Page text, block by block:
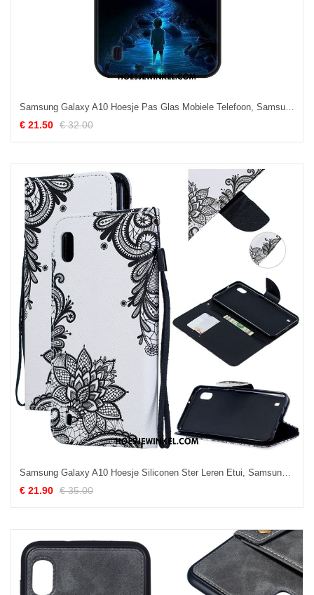
Samsung Galaxy A10 Hoesje Pas Glas Mobiele Telefoon, Samsung Galaxy A10 Hoesje Blauw Sterrenhemel
€ 21.50 € 32.00
Samsung Galaxy A10 Hoesje Siliconen Ster Leren Etui, Samsung Galaxy A10 Hoesje Wit Mobiele Telefoon
€ 21.90 € 35.00